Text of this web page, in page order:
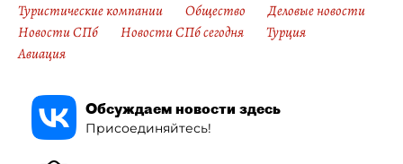
Туристические компании
Общество
Деловые новости
Новости СПб
Новости СПб сегодня
Турция
Авиация
Обсуждаем новости здесь
Присоединяйтесь!